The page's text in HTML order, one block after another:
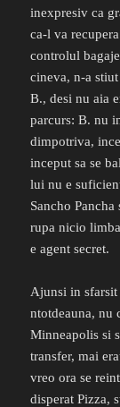
inexpresiv ca
ca-l va
controlul
cineva, n-a
B., desi nu aia
parcurs: B. nu
dimpotriva,
inceput sa se
lui nu e
Sancho
rupa nicio
e agent secret.
Ajunsi in
ntotdeauna, nu
Minneapolis si
transfer, mai
vreo ora se
disperat Pizza,